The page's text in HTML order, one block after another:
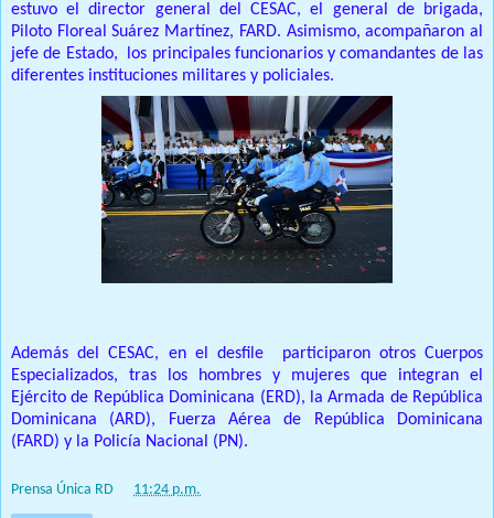
estuvo el director general del CESAC, el general de brigada,
Piloto Floreal Suárez Martínez, FARD. Asimismo, acompañaron al
jefe de Estado, los principales funcionarios y comandantes de las
diferentes instituciones militares y policiales.
Además del CESAC, en el desfile participaron otros Cuerpos
Especializados, tras los hombres y mujeres que integran el
Ejército de República Dominicana (ERD), la Armada de República
Dominicana (ARD), Fuerza Aérea de República Dominicana
(FARD) y la Policía Nacional (PN).
Prensa Única RD 11:24 p.m.